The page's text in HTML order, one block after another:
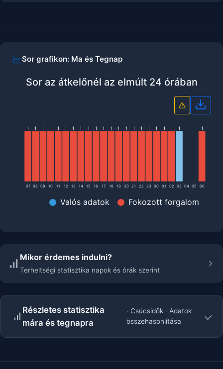
Sor grafikon: Ma és Tegnap
Sor az átkelőnél az elmúlt 24 órában
1
07
1
08
1
09
1
10
1
11
1
12
1
13
1
14
1
15
1
16
1
17
1
18
1
19
1
20
1
21
1
22
1
23
1
00
1
01
1
02
1
03 04 05
1
06
Valós adatok Fokozott forgalom
Mikor érdemes indulni?
Terheltségi statisztika napok és órák szerint
Részletes statisztika
mára és tegnapra
· Csúcsidők · Adatok
összehasonlítása